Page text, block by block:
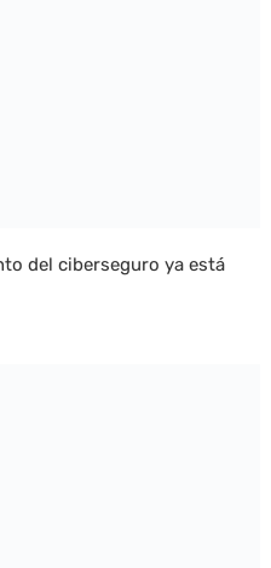
del ciberseguro ya está